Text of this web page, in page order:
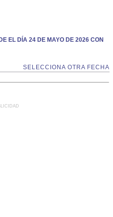
EL DÍA 24 DE MAYO DE 2026 CON
SELECCIONA OTRA FECHA